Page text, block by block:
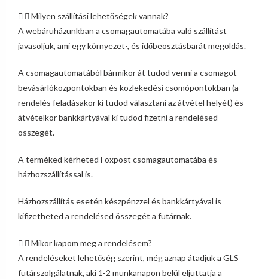
Milyen szállítási lehetőségek vannak?
A webáruházunkban a csomagautomatába való szállítást
javasoljuk, ami egy környezet-, és időbeosztásbarát megoldás.
A csomagautomatából bármikor át tudod venni a csomagot
bevásárlóközpontokban és közlekedési csomópontokban (a
rendelés feladásakor ki tudod választani az átvétel helyét) és
átvételkor bankkártyával ki tudod fizetni a rendelésed
összegét.
A terméked kérheted Foxpost csomagautomatába és
házhozszállítással is.
Házhozszállítás esetén készpénzzel és bankkártyával is
kifizetheted a rendelésed összegét a futárnak.
Mikor kapom meg a rendelésem?
A rendeléseket lehetőség szerint, még aznap átadjuk a GLS
futárszolgálatnak, aki 1-2 munkanapon belül eljuttatja a